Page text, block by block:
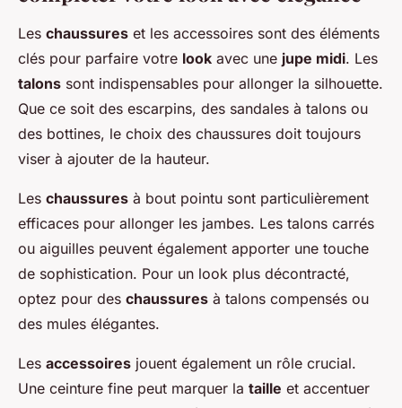
Les chaussures et les accessoires sont des éléments
clés pour parfaire votre look avec une jupe midi. Les
talons sont indispensables pour allonger la silhouette.
Que ce soit des escarpins, des sandales à talons ou
des bottines, le choix des chaussures doit toujours
viser à ajouter de la hauteur.
Les chaussures à bout pointu sont particulièrement
efficaces pour allonger les jambes. Les talons carrés
ou aiguilles peuvent également apporter une touche
de sophistication. Pour un look plus décontracté,
optez pour des chaussures à talons compensés ou
des mules élégantes.
Les accessoires jouent également un rôle crucial.
Une ceinture fine peut marquer la taille et accentuer